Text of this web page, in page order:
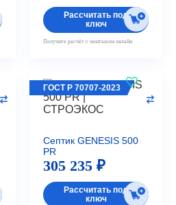
Рассчитать под
ключ
Получите расчёт с монтажом онлайн
Септик GENESIS 500
PR
ГОСТ Р 70707-2023
305 235 ₽
Рассчитать под
ключ